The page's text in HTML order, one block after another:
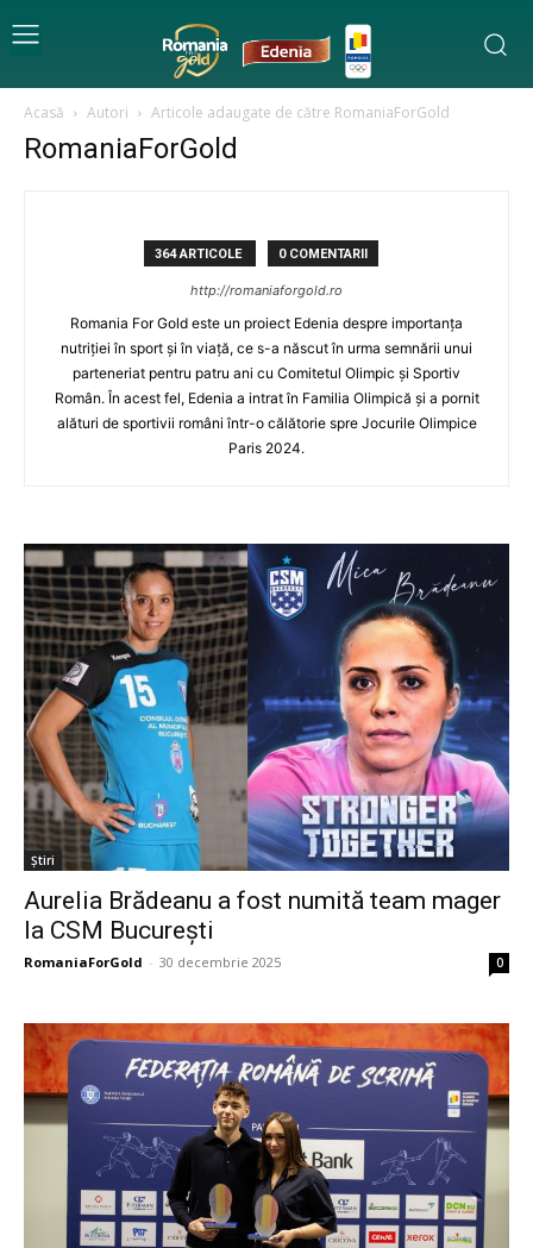
Acasă Autori Articole adaugate de către RomaniaForGold
RomaniaForGold
364 ARTICOLE 0 COMENTARII
http://romaniaforgold.ro
Romania For Gold este un proiect Edenia despre importanța
nutriției în sport și în viață, ce s-a născut în urma semnării unui
parteneriat pentru patru ani cu Comitetul Olimpic și Sportiv
Român. În acest fel, Edenia a intrat în Familia Olimpică și a pornit
alături de sportivii români într-o călătorie spre Jocurile Olimpice
Paris 2024.
Știri
Aurelia Brădeanu a fost numită team mager
la CSM București
RomaniaForGold - 30 decembrie 2025 0